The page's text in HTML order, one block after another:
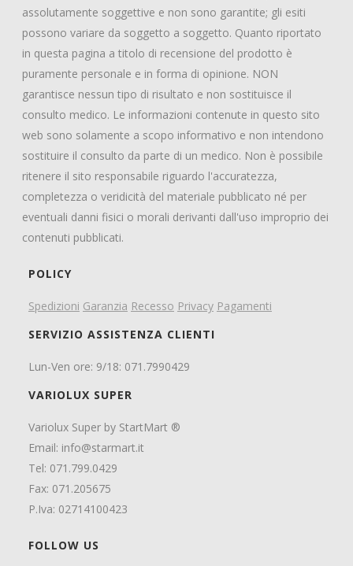
assolutamente soggettive e non sono garantite; gli esiti
possono variare da soggetto a soggetto. Quanto riportato
in questa pagina a titolo di recensione del prodotto è
puramente personale e in forma di opinione. NON
garantisce nessun tipo di risultato e non sostituisce il
consulto medico. Le informazioni contenute in questo sito
web sono solamente a scopo informativo e non intendono
sostituire il consulto da parte di un medico. Non è possibile
ritenere il sito responsabile riguardo l'accuratezza,
completezza o veridicità del materiale pubblicato né per
eventuali danni fisici o morali derivanti dall'uso improprio dei
contenuti pubblicati.
POLICY
Spedizioni Garanzia Recesso Privacy Pagamenti
SERVIZIO ASSISTENZA CLIENTI
Lun-Ven ore: 9/18: 071.7990429
VARIOLUX SUPER
Variolux Super by StartMart ®
Email: info@starmart.it
Tel: 071.799.0429
Fax: 071.205675
P.Iva: 02714100423
FOLLOW US